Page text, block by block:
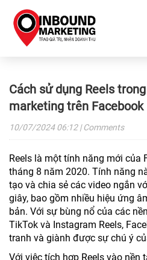
Cách sử dụng Reels
marketing trên Facebook
10/07/202406:12| Comments
Reels là một tính năng mới của
tháng 8 năm 2020. Tính năng
tạo và chia sẻ các video ngắn
giây, bao gồm nhiều hiệu ứng
bản. Với sự bùng nổ của các
TikTok và Instagram Reels,
tranh và giành được sự chú ý
Với việc tích hợp Reels vào nền